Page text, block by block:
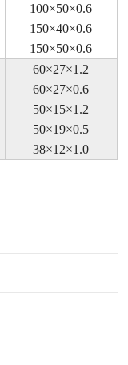
100×50×0.6
150×40×0.6
150×50×0.6
60×27×1.2
60×27×0.6
50×15×1.2
50×19×0.5
38×12×1.0